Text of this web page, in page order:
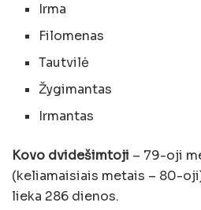
Irma
Filomenas
Tautvilė
Žygimantas
Irmantas
Kovo dvidešimtoji – 79-oji
(keliamaisiais metais – 80-
lieka 286 dienos.